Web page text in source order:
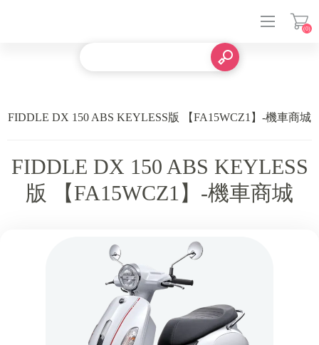
登入
(0)
FIDDLE DX 150 ABS KEYLESS版 【FA15WCZ1】-機車商城
FIDDLE DX 150 ABS KEYLESS
版 【FA15WCZ1】-機車商城